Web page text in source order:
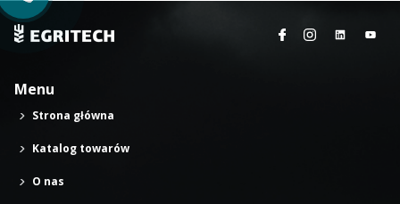
Menu
Strona główna
Katalog towarów
O nas